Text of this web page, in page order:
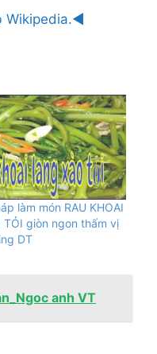
Wikipedia.◄
làm món RAU KHOAI
TỎI giòn ngon thấm vị
DT
anh VT